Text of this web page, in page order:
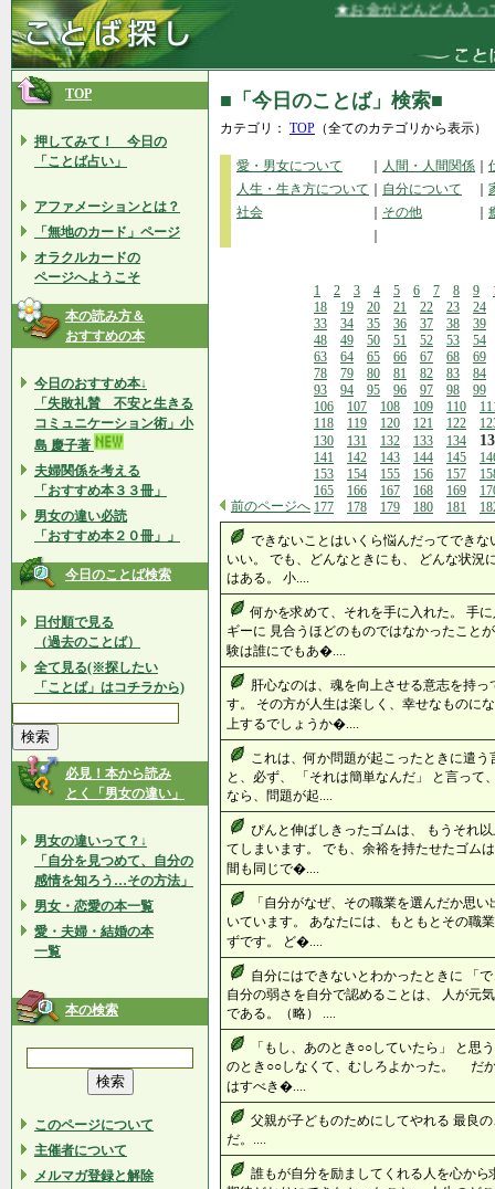
★お金がどんどん入って
TOP
押してみて！ 今日の
「ことば占い」
アファメーションとは？
「無地のカード」ページ
オラクルカードの
ページへようこそ
本の読み方＆
おすすめの本
今日のおすすめ本↓
「失敗礼賛 不安と生きる
コミュニケーション術」小
島 慶子著
夫婦関係を考える
「おすすめ本３３冊」
男女の違い必読
「おすすめ本２０冊」」
今日のことば検索
日付順で見る
（過去のことば）
全て見る(※探したい
「ことば」はコチラから)
必見！本から読み
とく「男女の違い」
男女の違いって？↓
「自分を見つめて、自分の
感情を知ろう…その方法」
男女・恋愛の本一覧
愛・夫婦・結婚の本
一覧
本の検索
このページについて
主催者について
メルマガ登録と解除
■「今日のことば」検索■
カテゴリ： TOP （全てのカテゴリから表示）
愛・男女について 人間・人間関係
人生・生き方について
自分について
社会
その他
前のページへ
1 2 3 4 5 6 7 8 9
18
19 20 21 22 23
24
33
34 35 36 37 38
39
48
49 50 51 52 53
54
63
64 65 66 67 68
69
78
79 80 81 82 83
84
93
94 95 96 97 98
99
106
107 108 109 110
118
119 120 121 122
130
131 132 133 134
141 142 143 144 145
153
154 155 156 157
165
166 167 168 169
177
178 179 180 181
できないことはいくら悩んだってでき
いい。 でも、どんなときにも、 どんな状況
はある。 小....
何かを求めて、それを手に入れた。 手
ギーに 見合うほどのものではなかったこと
験は誰にでもあ�....
肝心なのは、魂を向上させる意志を持
す。 その方が人生は楽しく、幸せなものに
上するでしょうか�....
これは、何か問題が起こったときに遣
と、必ず、 「それは簡単なんだ」 と言って
なら、問題が起....
ぴんと伸ばしきったゴムは、 もうそれ
てしまいます。 でも、余裕を持たせたゴム
間も同じで�....
「自分がなぜ、その職業を選んだか思
いています。 あなたには、もともとその職
ずです。 ど�....
自分にはできないとわかったときに 「
自分の弱さを自分で認めることは、 人が元
である。（略） ....
「もし、あのとき○○していたら」 と思
のとき○○しなくて、むしろよかった。 だ
はすべき�....
父親が子どものためにしてやれる 最良
だ。....
誰もが自分を励ましてくれる人を心か